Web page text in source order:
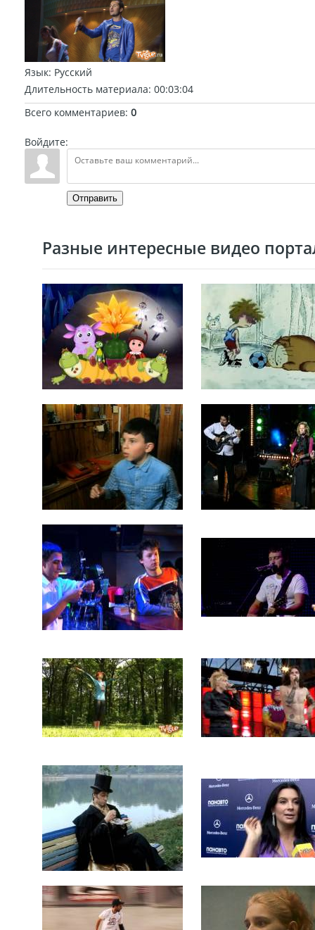
Язык: Русский
Длительность материала: 00:03:04
Всего комментариев: 0
Войдите:
Отправить
Разные интересные видео